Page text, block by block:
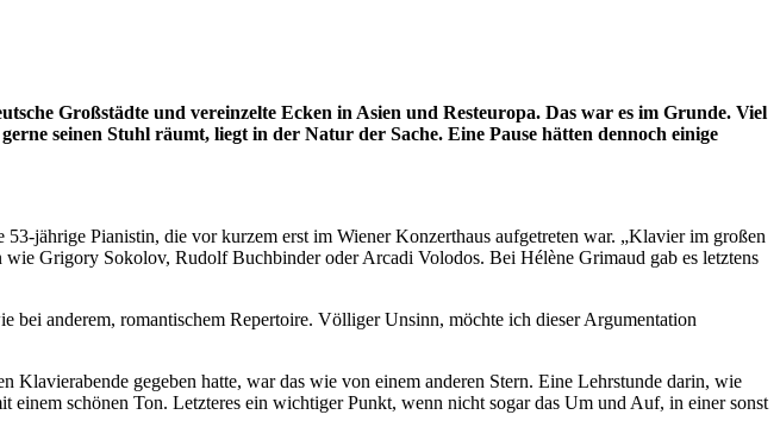
Großstädte und vereinzelte Ecken in Asien und Resteuropa. Das war es im Grunde. Viel
seinen Stuhl räumt, liegt in der Natur der Sache. Eine Pause hätten dennoch einige
jährige Pianistin, die vor kurzem erst im Wiener Konzerthaus aufgetreten war. „Klavier im großen
Grigory Sokolov, Rudolf Buchbinder oder Arcadi Volodos. Bei Hélène Grimaud gab es letztens
bei anderem, romantischem Repertoire. Völliger Unsinn, möchte ich dieser Argumentation
gegeben hatte, war das wie von einem anderen Stern. Eine Lehrstunde darin, wie
schönen Ton. Letzteres ein wichtiger Punkt, wenn nicht sogar das Um und Auf, in einer sonst